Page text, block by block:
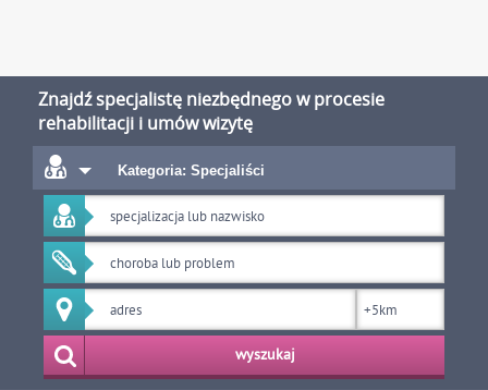
Znajdź specjalistę niezbędnego w procesie
rehabilitacji i umów wizytę
Kategoria: Specjaliści
wyszukaj